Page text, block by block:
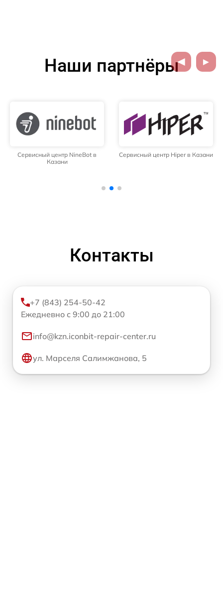
Наши партнёры
Сервисный центр NineBot в
Казани
Сервисный центр Hiper в Казани
Контакты
+7 (843) 254-50-42
Ежедневно с 9:00 до 21:00
info@kzn.iconbit-repair-center.ru
ул. Марселя Салимжанова, 5